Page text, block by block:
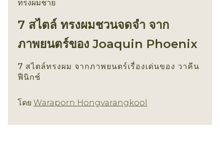
ทรงผมชาย
7 สไตล์ ทรงผมชวนจดจำ จาก
ภาพยนตร์ของ Joaquin Phoenix
7 สไตล์ทรงผม จากภาพยนตร์เรื่องเด่นของ วาคีน
ฟีนิกซ์
โดย Waraporn Hongvarangkool